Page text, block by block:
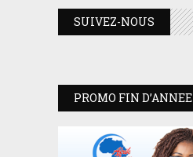
SUIVEZ-NOUS
PROMO FIN D’ANNEE